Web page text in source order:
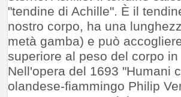
"tendine di Achille". È il
nostro corpo, ha una
metà gamba) e può
superiore al peso del corpo
Nell'opera del 1693 "Humani
olandese-fiammingo Philip